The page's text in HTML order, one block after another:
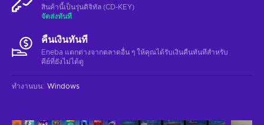
สินค้านี้เป็นรุ่นดิจิทัล (CD-KEY)
จัดส่งทันที
คืนเงินทันที
Eneba แตกต่างจากตลาดอื่น ๆ ให้คุณได้รับเงินคืนทันทีสําหรับ
คีย์ที่ยังไม่ได้ดู
ทำงานบน: Windows